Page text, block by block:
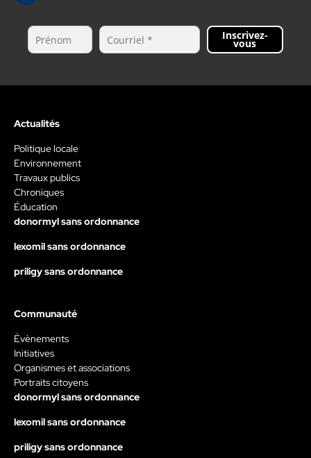
Inscrivez-
vous
Actualités
Politique locale
Environnement
Travaux publics
Chroniques
Éducation
donormyl sans ordonnance
lexomil sans ordonnance
priligy sans ordonnance
Communauté
Évènements
Initiatives
Organismes et associations
Portraits citoyens
donormyl sans ordonnance
lexomil sans ordonnance
priligy sans ordonnance